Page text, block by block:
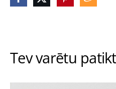
Tev varētu